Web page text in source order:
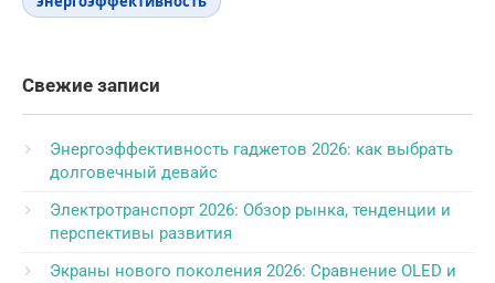
Свежие записи
Энергоэффективность гаджетов 2026: как выбрать
долговечный девайс
Электротранспорт 2026: Обзор рынка, тенденции и
перспективы развития
Экраны нового поколения 2026: Сравнение OLED и